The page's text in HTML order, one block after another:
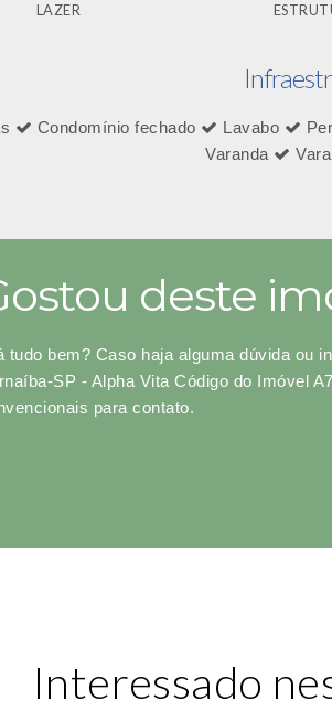
LAZER
Condomínio fechado Lavabo
Varanda
deste
tudo bem? Caso haja alguma dúvida ou
SP - Alpha Vita Código do Imóvel
para contato.
Interessado